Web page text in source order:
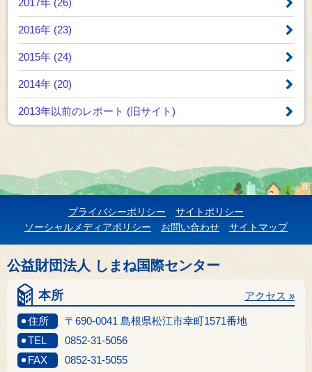
2016年 (23)
2015年 (24)
2014年 (20)
2013年以前のレポート (旧サイト)
プライバシーポリシー
サイトポリシー
ソーシャルメディアポリシー
お問い合わせ サイトマップ
公益財団法人 しまね国際センター
本所
住所 〒690-0041 島根県松江市幸町1571番地
アクセス »
TEL
0852-31-5056
FAX
0852-31-5055